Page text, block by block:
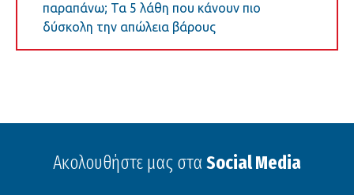
παραπάνω; Τα 5 λάθη που κάνουν πιο
δύσκολη την απώλεια βάρους
Ακολουθήστε μας στα Social Media